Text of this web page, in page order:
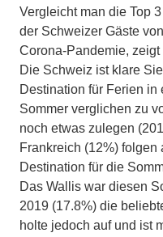
Vergleicht man die Top
der Schweizer Gäste
Corona-Pandemie,
Die Schweiz ist klare
Destination für Ferien
Sommer verglichen zu
noch etwas zulegen
Frankreich (12%)
Destination für die
Das Wallis war diesen
2019 (17.8%) die
holte jedoch auf und ist